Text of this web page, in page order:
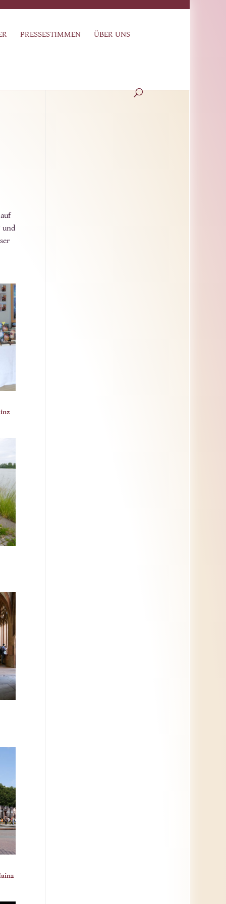
PRESSESTIMMEN ÜBER UNS
und